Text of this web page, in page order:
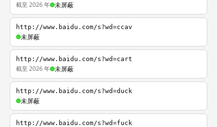
截至 2026 年 未屏蔽
http://www.baidu.com/s?wd=ccav
未屏蔽
http://www.baidu.com/s?wd=cart
截至 2026 年 未屏蔽
http://www.baidu.com/s?wd=duck
未屏蔽
http://www.baidu.com/s?wd=fuck